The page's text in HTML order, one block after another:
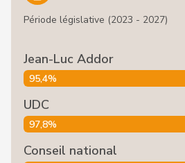
Période législative (2023 - 2027)
Jean-Luc Addor
95,4%
UDC
97,8%
Conseil national